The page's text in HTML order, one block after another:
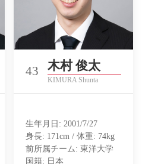
43 木村 俊太
KIMURA Shunta
生年月日: 2001/7/27
身長: 171cm / 体重: 74kg
前所属チーム: 東洋大学
国籍: 日本